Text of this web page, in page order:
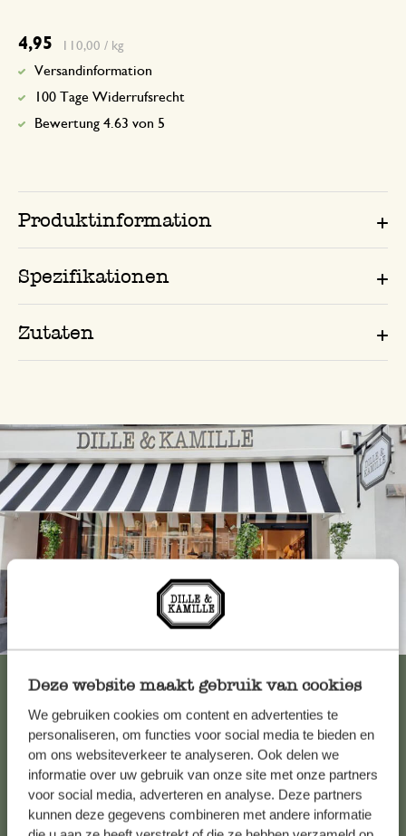
Deze website maakt gebruik van cookies
We gebruiken cookies om content en advertenties te
personaliseren, om functies voor social media te bieden en
om ons websiteverkeer te analyseren. Ook delen we
informatie over uw gebruik van onze site met onze partners
voor social media, adverteren en analyse. Deze partners
kunnen deze gegevens combineren met andere informatie
4,95 110,00 / kg
Versandinformation
100 Tage Widerrufsrecht
Bewertung 4.63 von 5
Produktinformation
Spezifikationen
Zutaten
Immer in der Nähe
Kundenservice/Hilfe
Falls Sie Fragen haben oder Tipps und Hilfe brauchen, wenden
Sie sich bitte an unseren Kundenservice. Oder lesen Sie hier